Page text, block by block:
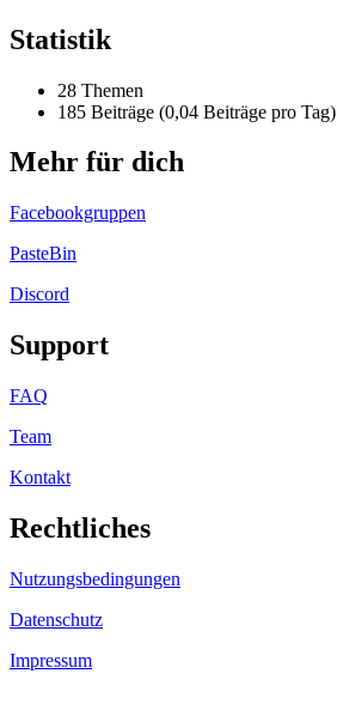
Statistik
28 Themen
185 Beiträge (0,04 Beiträge pro Tag)
Mehr für dich
Facebookgruppen
PasteBin
Discord
Support
FAQ
Team
Kontakt
Rechtliches
Nutzungsbedingungen
Datenschutz
Impressum